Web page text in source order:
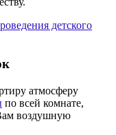
детского
атмосферу
по всей комнате,
воздушную